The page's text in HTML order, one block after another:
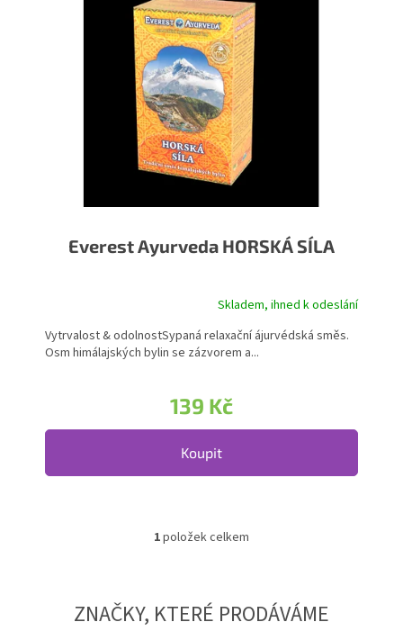
Everest Ayurveda HORSKÁ SÍLA
Skladem, ihned k odeslání
139 Kč
Koupit
Vytrvalost & odolnostSypaná relaxační ájurvédská směs.
Osm himálajských bylin se zázvorem a...
Ovládací prvky výpisu
1položek celkem
ZNAČKY, KTERÉ PRODÁVÁME